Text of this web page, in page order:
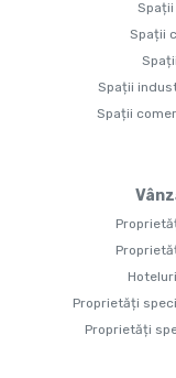
Spații
Spații
Spații
Proprietăți
Proprietăți